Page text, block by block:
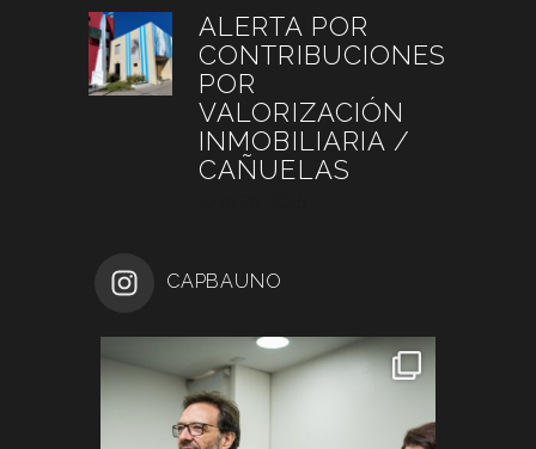
ALERTA POR
CONTRIBUCIONES
POR
VALORIZACIÓN
INMOBILIARIA /
CAÑUELAS
CAPBAUNO